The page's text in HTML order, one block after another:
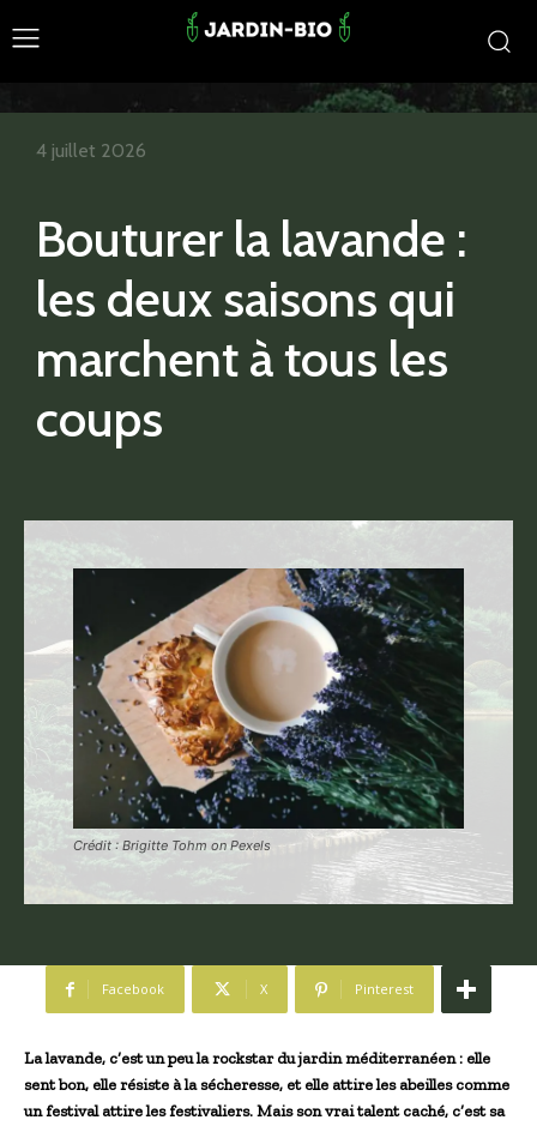
Bouturer la lavande :
les deux saisons qui
marchent à tous les
coups
Crédit : Brigitte Tohm on Pexels
4 juillet 2026
Facebook X Pinterest
La lavande, c’est un peu la rockstar du jardin méditerranéen : elle
sent bon, elle résiste à la sécheresse, et elle attire les abeilles comme
un festival attire les festivaliers. Mais son vrai talent caché, c’est sa